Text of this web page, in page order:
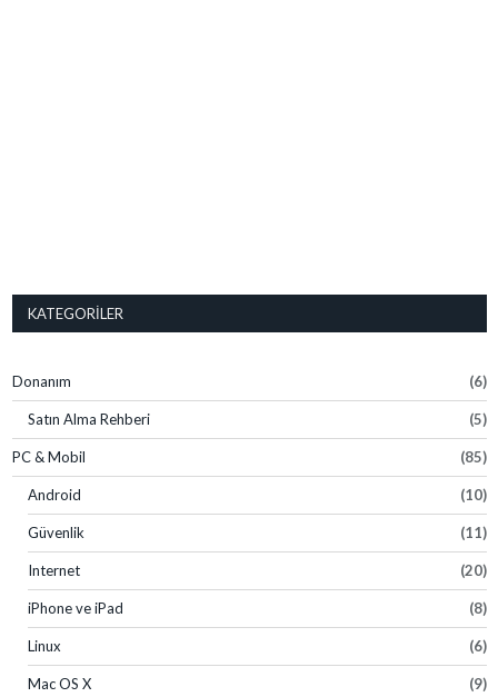
KATEGORILER
Donanım (6)
Satın Alma Rehberi (5)
PC & Mobil (85)
Android (10)
Güvenlik (11)
Internet (20)
iPhone ve iPad (8)
Linux (6)
Mac OS X (9)